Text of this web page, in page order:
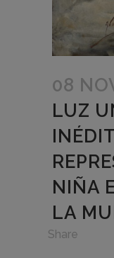
08
LUZ
NIÑA
LA
Share